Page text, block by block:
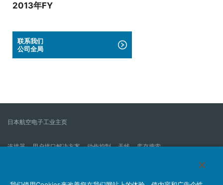
2013年FY
联系我们
公司全局
日本航空电子工业主页
连接器 用户接口解决方案 动作控制 天线 库存搜索
我们的公司 企业社会责任 IR消息 公司新到信息列表 产品信息新的列表